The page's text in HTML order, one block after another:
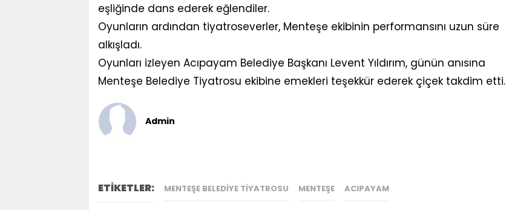
eşliğinde dans ederek eğlendiler.
Oyunların ardından tiyatroseverler, Menteşe ekibinin performansını uzun süre
alkışladı.
Oyunları izleyen Acıpayam Belediye Başkanı Levent Yıldırım, günün anısına
Menteşe Belediye Tiyatrosu ekibine emekleri teşekkür ederek çiçek takdim etti.
Admin
ETİKETLER: MENTEŞE BELEDIYE TIYATROSU MENTEŞE ACIPAYAM